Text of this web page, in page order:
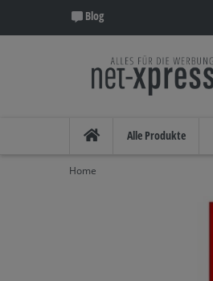
Blog
Alle Produkte